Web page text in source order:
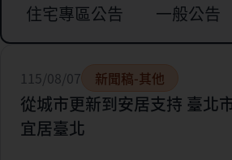
住宅專區公告
一般公告
115/08/07 新聞稿-其他
從城市更新到安居支持 臺北
宜居臺北